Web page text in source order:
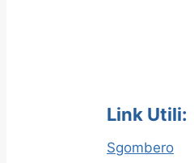
Link Utili:
Sgombero